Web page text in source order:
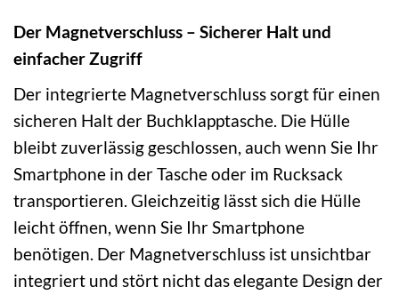
Der Magnetverschluss – Sicherer Halt und
einfacher Zugriff
Der integrierte Magnetverschluss sorgt für einen
sicheren Halt der Buchklapptasche. Die Hülle
bleibt zuverlässig geschlossen, auch wenn Sie Ihr
Smartphone in der Tasche oder im Rucksack
transportieren. Gleichzeitig lässt sich die Hülle
leicht öffnen, wenn Sie Ihr Smartphone
benötigen. Der Magnetverschluss ist unsichtbar
integriert und stört nicht das elegante Design der